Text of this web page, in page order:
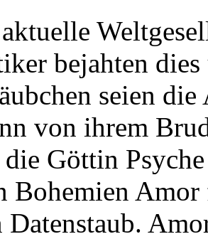
bejahten
seien
von ihrem
Göttin
Bohemien